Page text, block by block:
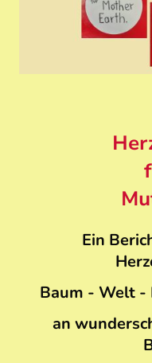
Ein
Baum - Welt -
an